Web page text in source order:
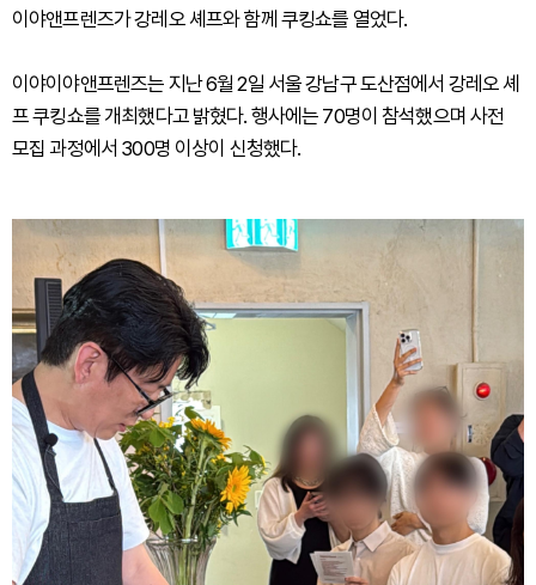
이야앤프렌즈가 강레오 셰프와 함께 쿠킹쇼를 열었다.
이야이야앤프렌즈는 지난 6월 2일 서울 강남구 도산점에서 강레오 셰
프 쿠킹쇼를 개최했다고 밝혔다. 행사에는 70명이 참석했으며 사전
모집 과정에서 300명 이상이 신청했다.